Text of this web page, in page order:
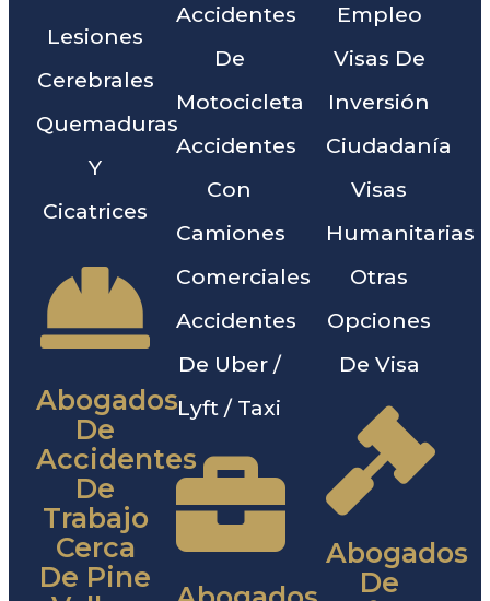
Lesiones
Cerebrales
Quemaduras
Y
Cicatrices
Abogados
De
Accidentes
De
Trabajo
Cerca
De Pine
Accidentes
De
Motocicleta
Accidentes
Con
Camiones
Comerciales
Accidentes
De Uber /
Lyft / Taxi
Empleo
Visas De
Inversión
Ciudadanía
Visas
Humanitarias
Otras
Opciones
De Visa
Abogados
De